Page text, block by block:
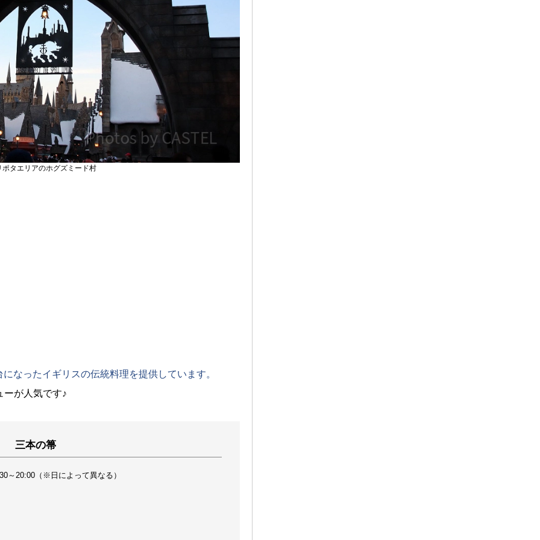
ポタエリアのホグズミード村
なったイギリスの伝統料理を提供しています。
ーが人気です♪
三本の箒
～20:00（※日によって異なる）